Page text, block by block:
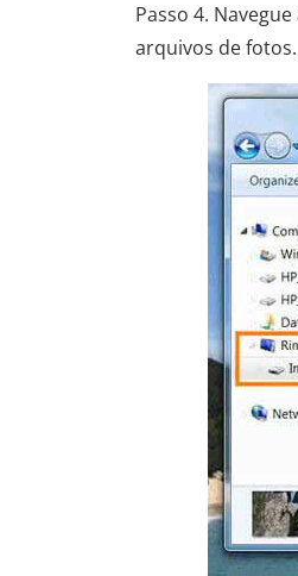
Passo 4.
arquivos de fotos.